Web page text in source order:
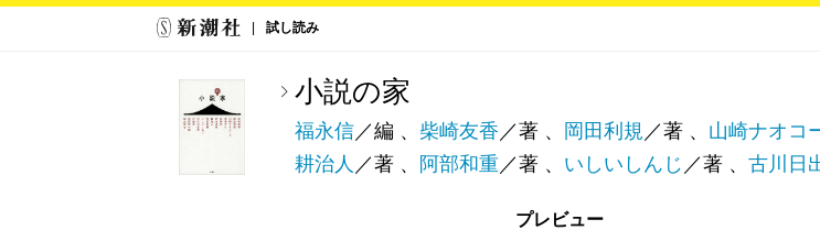
試し読み
小説の家
福永信／編 、 柴崎友香 ／著 、 岡田利規 ／著 、 山崎ナオコ
耕治人 ／著 、 阿部和重 ／著 、 いしいしんじ ／著 、 古川日
プレビュー